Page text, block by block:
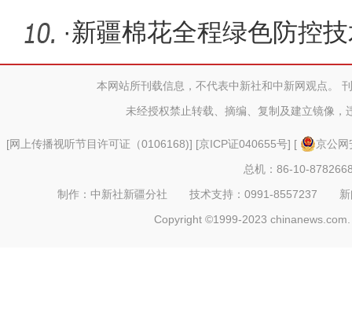
排查化解
·新疆棉花全程绿色防控
目启动
本网站所刊载信息，不代表中新社和中新网观点。
未经授权禁止转载、摘编、复制及建立镜像，
[网上传播视听节目许可证（0106168)] [京ICP证040655号] [
京公
总机：86-10-
制作：中新社新疆分社 技术支持：0991-8557237
Copyright ©1999-2023